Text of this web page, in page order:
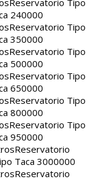
Reservatorio Tipo
240000
Reservatorio Tipo
350000
Reservatorio Tipo
500000
Reservatorio Tipo
650000
Reservatorio Tipo
800000
Reservatorio Tipo
950000
Reservatorio
Taca 3000000
Reservatorio